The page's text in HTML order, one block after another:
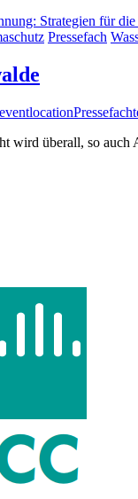
Strategien für
Pressefach
eventlocationPressefach
wird überall, so